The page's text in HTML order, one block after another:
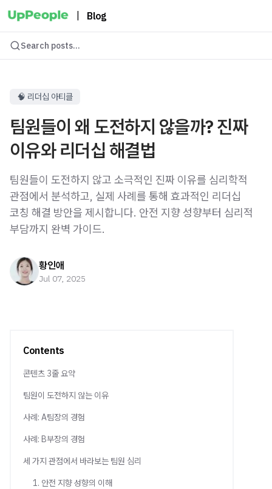
Blog
Search posts...
🧠 리더십 아티클
팀원들이 왜 도전하지 않을까? 진짜
이유와 리더십 해결법
팀원들이 도전하지 않고 소극적인 진짜 이유를 심리학적
관점에서 분석하고, 실제 사례를 통해 효과적인 리더십
코칭 해결 방안을 제시합니다. 안전 지향 성향부터 심리적
부담까지 완벽 가이드.
황인애
Jul 07, 2025
Contents
콘텐츠 3줄 요약
팀원이 도전하지 않는 이유
사례: A팀장의 경험
사례: B부장의 경험
세 가지 관점에서 바라보는 팀원 심리
1. 안전 지향 성향의 이해